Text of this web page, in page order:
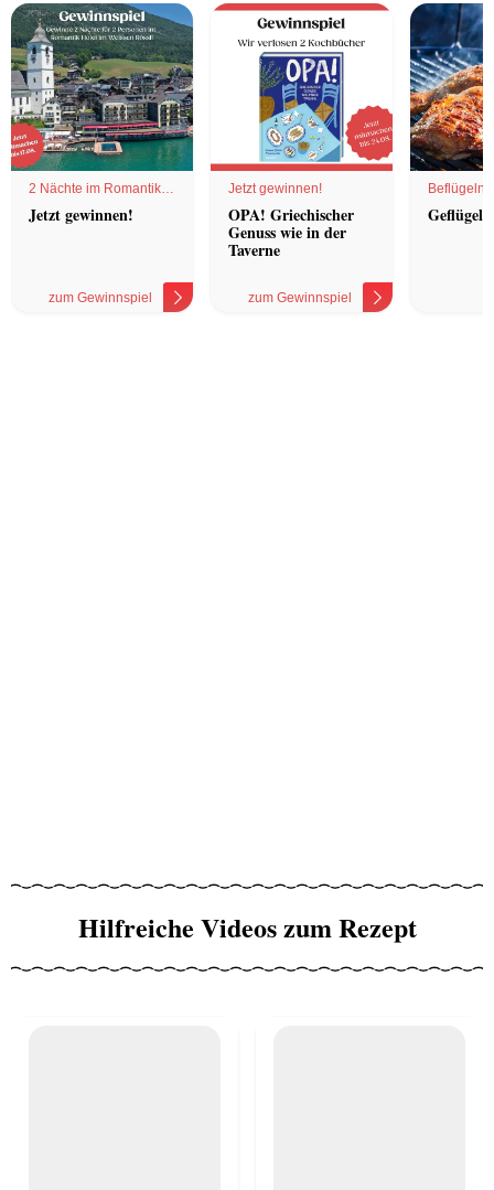
2 Nächte im Romantik
Hotel
Jetzt gewinnen!
zum Gewinnspiel
Jetzt gewinnen!
OPA! Griechischer
Genuss wie in der
Taverne
zum Gewinnspiel
Geflügel
Hilfreiche Videos zum Rezept